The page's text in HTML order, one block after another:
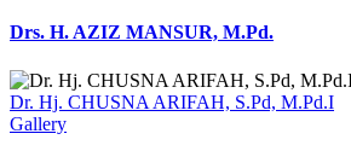
Drs. H. AZIZ MANSUR, M.Pd.
Dr. Hj. CHUSNA ARIFAH, S.Pd, M.Pd.I
Gallery